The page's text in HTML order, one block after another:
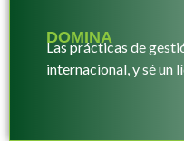
DOMINA
Las prácticas de
internacional, y sé un